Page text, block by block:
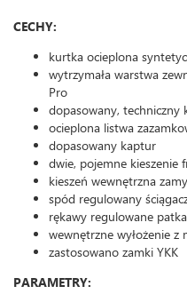
CECHY:
kurtka ocieplona
wytrzymała warstwa
Pro
dopasowany, techniczny
ocieplona listwa
dopasowany kaptur
dwie, pojemne kieszenie
kieszeń wewnętrzna
spód regulowany
rękawy regulowane
wewnętrzne wyłożenie
zastosowano zamki YKK
PARAMETRY: